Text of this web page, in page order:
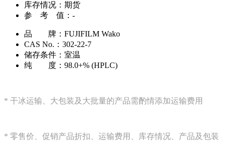
库存情况： 期货
参 考 值： -
品 牌： FUJIFILM Wako
CAS No.： 302-22-7
储存条件： 室温
纯 度： 98.0+% (HPLC)
* 干冰运输、大包装及大批量的产品需酌情添加运输费用
* 零售价、促销产品折扣、运输费用、库存情况、 产品及包装